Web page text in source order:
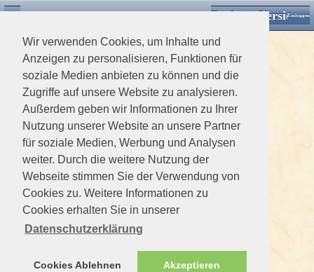
Wir verwenden Cookies, um Inhalte und
Anzeigen zu personalisieren, Funktionen für
soziale Medien anbieten zu können und die
Zugriffe auf unsere Website zu analysieren.
Außerdem geben wir Informationen zu Ihrer
Nutzung unserer Website an unsere Partner
für soziale Medien, Werbung und Analysen
weiter. Durch die weitere Nutzung der
Webseite stimmen Sie der Verwendung von
Cookies zu. Weitere Informationen zu
Cookies erhalten Sie in unserer
Datenschutzerklärung
Cookies Ablehnen Akzeptieren
Desktop VersionEinloggen